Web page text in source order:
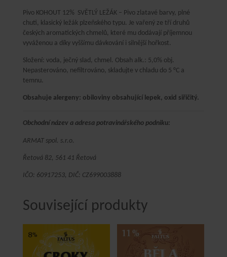
Pivo KOHOUT 12% SVĚTLÝ LEŽÁK – Pivo zlatavé barvy, plné
chuti, klasický ležák plzeňského typu. Je vařený ze tří druhů
českých aromatických chmelů, které mu dodávají příjemnou
vyváženou a díky vyššímu dávkování i silnější hořkost.
Složení: voda, ječný slad, chmel. Obsah alk.: 5,0% obj.
Nepasterováno, nefiltrováno, skladujte v chladu do 5 °C a
temnu.
Obsahuje alergeny: obiloviny obsahující lepek, oxid siřičitý.
Obchodní název a adresa potravinářského podniku:
ARMAT spol. s.r.o.
Řetová 82, 561 41 Řetová
IČO: 60917253, DIČ: CZ699003888
Související produkty